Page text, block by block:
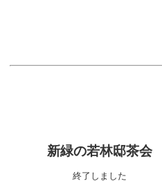
新緑の若林邸茶会
終了しました